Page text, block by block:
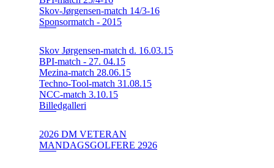
Skov-Jørgensen-match 14/3-16
Sponsormatch - 2015
Skov Jørgensen-match d. 16.03.15
BPI-match - 27. 04.15
Mezina-match 28.06.15
Techno-Tool-match 31.08.15
NCC-match 3.10.15
Billedgalleri
2026 DM VETERAN
MANDAGSGOLFERE 2926